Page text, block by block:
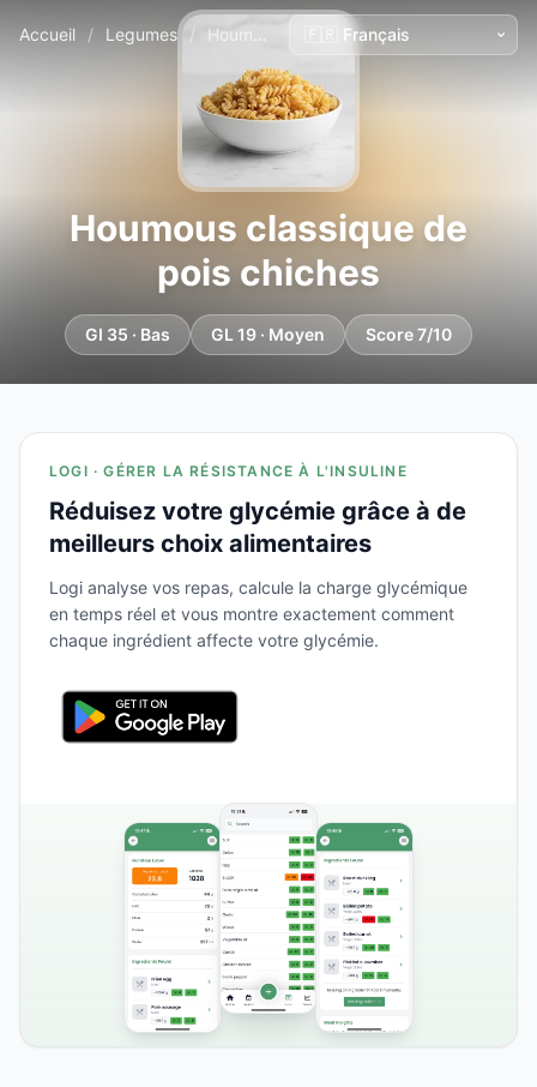
Accueil / Legumes / Houmous classique de pois chiches
Houmous classique de
pois chiches
GI 35 · Bas GL 19 · Moyen Score 7/10
LOGI · GÉRER LA RÉSISTANCE À L'INSULINE
Réduisez votre glycémie grâce à de
meilleurs choix alimentaires
Logi analyse vos repas, calcule la charge glycémique
en temps réel et vous montre exactement comment
chaque ingrédient affecte votre glycémie.